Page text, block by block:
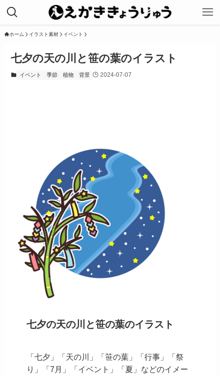
ホーム イラスト素材 イベント
七夕の天の川と笹の葉のイラスト
イベント 季節 植物 背景 2024-07-07
七夕の天の川と笹の葉のイラスト
「七夕」「天の川」「笹の葉」「行事」「祭
り」「7月」「イベント」「夏」などのイメー